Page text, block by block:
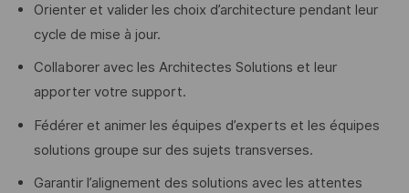
Orienter et valider les choix d’architecture pendant leur
cycle de mise à jour.
Collaborer avec les Architectes Solutions et leur
apporter votre support.
Fédérer et animer les équipes d’experts et les équipes
solutions groupe sur des sujets transverses.
Garantir l’alignement des solutions avec les attentes